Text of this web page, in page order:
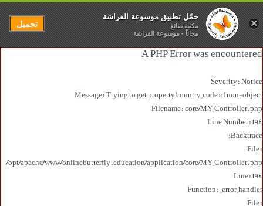
A PHP Error was encountered
Severity: Notice
Message: Trying to get property 'country_code' of non-object
Filename: core/MY_Controller.php
Line Number: 194
Backtrace:
File:
/opt/apache/www/onlinebutterfly.education/application/core/MY_Controller.php
Line: 194
Function: _error_handler
File:
×
حمّل تطبيق موسوعة الفراشة
مكتبة صائغ
مجاناً - موسوعة الفراشة
تحميل